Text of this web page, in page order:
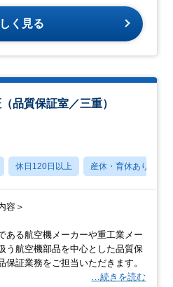
く見る
品質保証室／三重）
休日120日以上 産休・育休あり
容＞
ある航空機メーカーや重工業メー
う航空機部品を中心とした品質保
保証業務をご担当いただきます。
…続きを読む